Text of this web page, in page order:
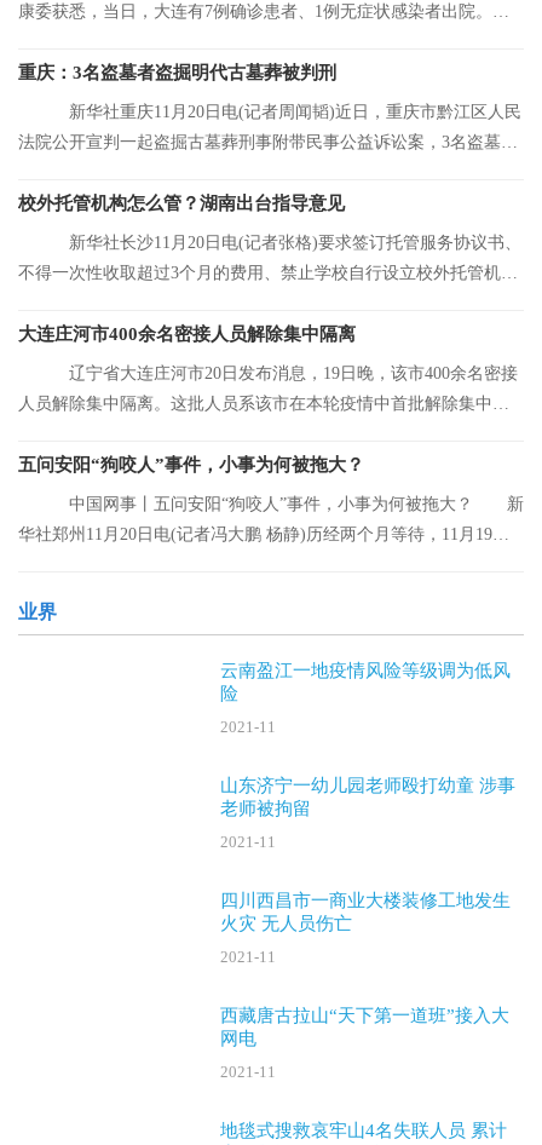
康委获悉，当日，大连有7例确诊患者、1例无症状感染者出院。目
重庆：3名盗墓者盗掘明代古墓葬被判刑
新华社重庆11月20日电(记者周闻韬)近日，重庆市黔江区人民
法院公开宣判一起盗掘古墓葬刑事附带民事公益诉讼案，3名盗墓者
校外托管机构怎么管？湖南出台指导意见
新华社长沙11月20日电(记者张格)要求签订托管服务协议书、
不得一次性收取超过3个月的费用、禁止学校自行设立校外托管机
大连庄河市400余名密接人员解除集中隔离
辽宁省大连庄河市20日发布消息，19日晚，该市400余名密接
人员解除集中隔离。这批人员系该市在本轮疫情中首批解除集中隔
五问安阳“狗咬人”事件，小事为何被拖大？
中国网事丨五问安阳“狗咬人”事件，小事为何被拖大？ 新
华社郑州11月20日电(记者冯大鹏 杨静)历经两个月等待，11月19日
业界
云南盈江一地疫情风险等级调为低风
险
2021-11
山东济宁一幼儿园老师殴打幼童 涉事
老师被拘留
2021-11
四川西昌市一商业大楼装修工地发生
火灾 无人员伤亡
2021-11
西藏唐古拉山“天下第一道班”接入大
网电
2021-11
地毯式搜救哀牢山4名失联人员 累计